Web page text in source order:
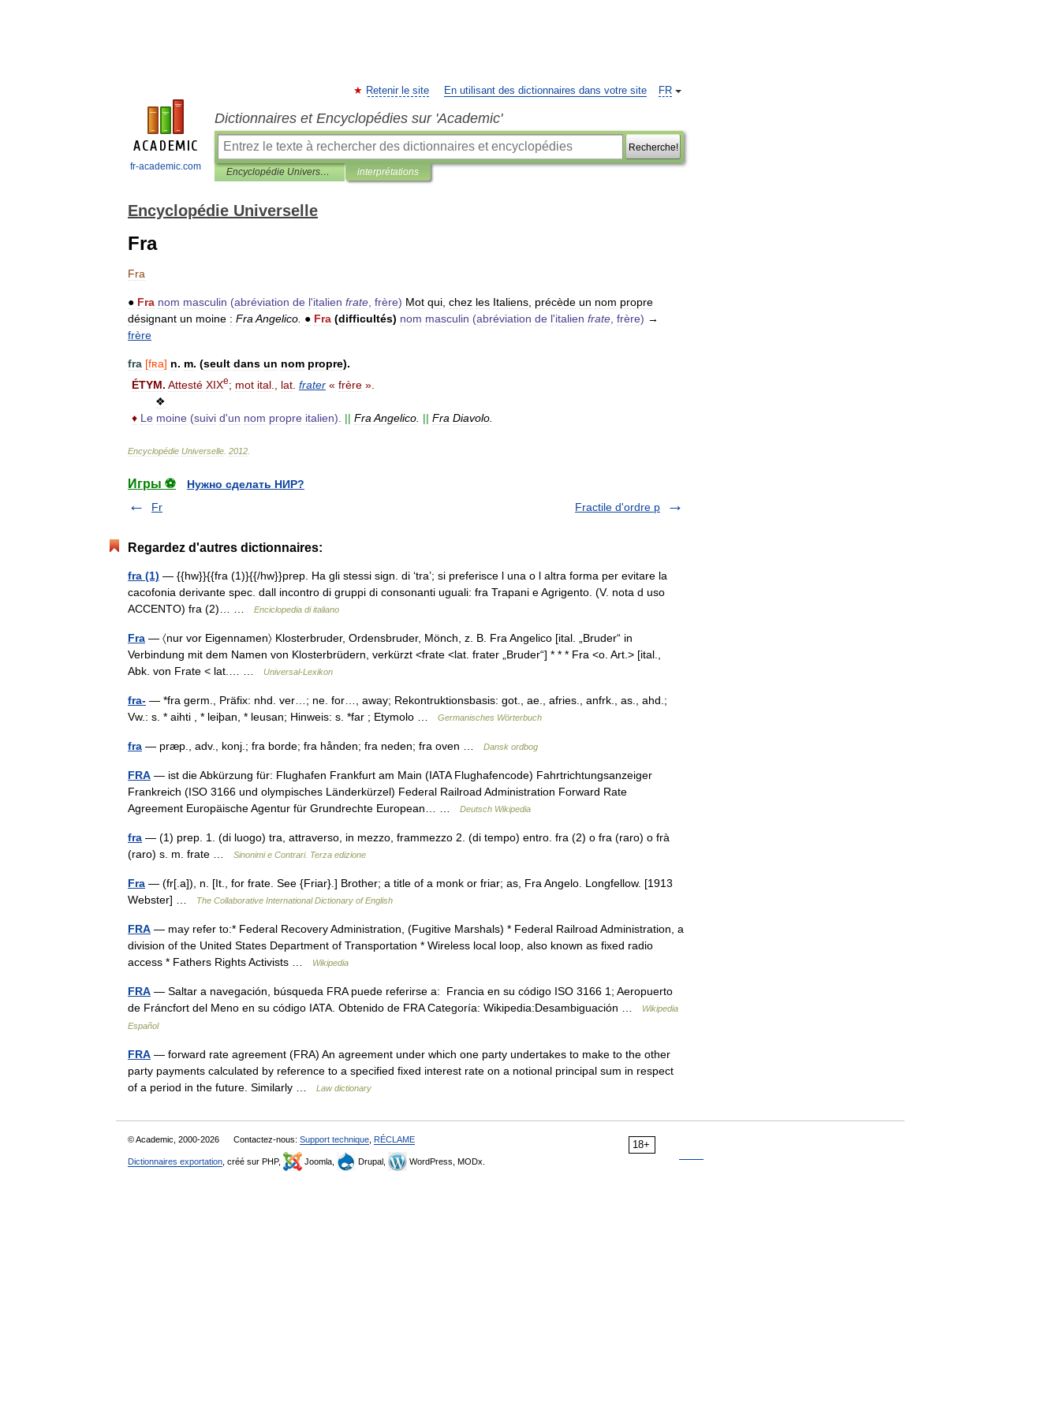
fr-academic.com
FR
Retenir le site En utilisant des dictionnaires dans votre site
Dictionnaires et Encyclopédies sur 'Academic'
Recherche!
Encyclopédie Universelle interprétations
Encyclopédie Universelle
Fra
Fra
● Fra nom masculin (abréviation de l'italien frate frère) Mot qui chez les Italiens précède un nom propre
désignant un moine : Fra Angelico ● Fra (difficultés) nom masculin (abréviation de l'italien frate frère) →
frère
fra [fʀa] n. m. (seult dans un nom propre).
ÉTYM. Attesté XIXe; mot ital lat frater « frère ».
❖
♦ Le moine (suivi d'un nom propre italien). || Fra Angelico || Fra Diavolo
Encyclopédie Universelle 2012
Игры ⚽
Нужно сделать НИР?
Fr
Fractile d'ordre p
Regardez d'autres dictionnaires:
fra (1) — {{hw}}{{fra (1)}{{/hw}}prep. Ha gli stessi sign. di ‘tra’; si preferisce l una o l altra forma per evitare la
cacofonia derivante spec. dall incontro di gruppi di consonanti uguali: fra Trapani e Agrigento. (V. nota d uso
ACCENTO) fra (2)… …
Enciclopedia di italiano
Fra — 〈nur vor Eigennamen〉 Klosterbruder, Ordensbruder, Mönch, z. B. Fra Angelico [ital. „Bruder“ in
Verbindung mit dem Namen von Klosterbrüdern, verkürzt <frate <lat. frater „Bruder“] * * * Fra <o. Art.> [ital.,
Abk. von Frate < lat.… …
Universal-Lexikon
fra- — *fra germ., Präfix: nhd. ver…; ne. for…, away; Rekontruktionsbasis: got., ae., afries., anfrk., as., ahd.;
Vw.: s. * aihti , * leiþan, * leusan; Hinweis: s. *far ; Etymolo …
Germanisches Wörterbuch
fra — præp., adv., konj.; fra borde; fra hånden; fra neden; fra oven … Dansk ordbog
FRA — ist die Abkürzung für: Flughafen Frankfurt am Main (IATA Flughafencode) Fahrtrichtungsanzeiger
Frankreich (ISO 3166 und olympisches Länderkürzel) Federal Railroad Administration Forward Rate
Agreement Europäische Agentur für Grundrechte European… …
Deutsch Wikipedia
fra — (1) prep. 1. (di luogo) tra, attraverso, in mezzo, frammezzo 2. (di tempo) entro. fra (2) o fra (raro) o frà
(raro) s. m. frate …
Sinonimi e Contrari. Terza edizione
Fra — (fr[.a]), n. [It., for frate. See {Friar}.] Brother; a title of a monk or friar; as, Fra Angelo. Longfellow. [1913
Webster] …
The Collaborative International Dictionary of English
FRA — may refer to:* Federal Recovery Administration, (Fugitive Marshals) * Federal Railroad Administration, a
division of the United States Department of Transportation * Wireless local loop, also known as fixed radio
access * Fathers Rights Activists …
Wikipedia
FRA — Saltar a navegación, búsqueda FRA puede referirse a: Francia en su código ISO 3166 1; Aeropuerto
de Fráncfort del Meno en su código IATA. Obtenido de FRA Categoría: Wikipedia:Desambiguación …
Wikipedia
Español
FRA — forward rate agreement (FRA) An agreement under which one party undertakes to make to the other
party payments calculated by reference to a specified fixed interest rate on a notional principal sum in respect
of a period in the future. Similarly …
Law dictionary
18+
© Academic, 2000-2026 Contactez-nous: Support technique RÉCLAME
Dictionnaires exportation , créé sur PHP, Joomla, Drupal, WordPress, MODx.